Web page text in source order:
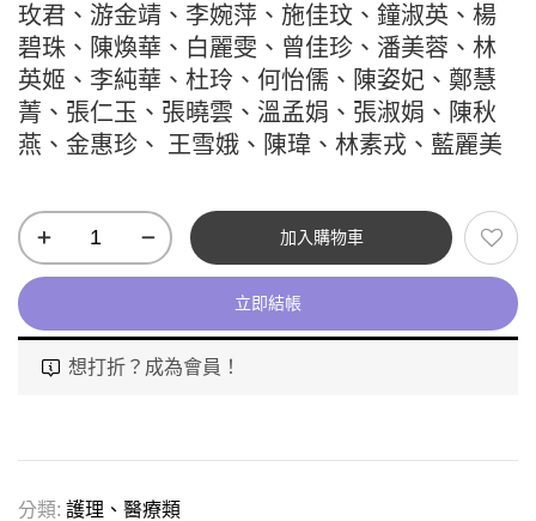
玫君、游金靖、李婉萍、施佳玟、鐘淑英、楊
碧珠、陳煥華、白麗雯、曾佳珍、潘美蓉、林
英姬、李純華、杜玲、何怡儒、陳姿妃、鄭慧
菁、張仁玉、張曉雲、溫孟娟、張淑娟、陳秋
燕、金惠珍、 王雪娥、陳瑋、林素戎、藍麗美
加入購物車
立即結帳
想打折？成為會員！
分類: 護理、醫療類